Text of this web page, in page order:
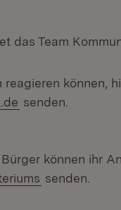
das Team
reagieren können,
senden.
können ihr
senden.